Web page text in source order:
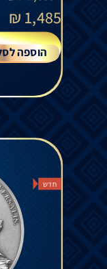
1,485
₪
הוספה
חדש